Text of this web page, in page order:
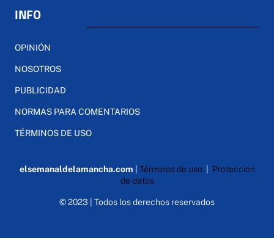
INFO
OPINIÓN
NOSOTROS
PUBLICIDAD
NORMAS PARA COMENTARIOS
TÉRMINOS DE USO
elsemanaldelamancha.com Términos de uso| Protección
de datos
© 2023 | Todos los derechos reservados